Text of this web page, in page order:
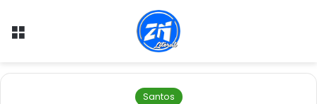
Menu
Santos